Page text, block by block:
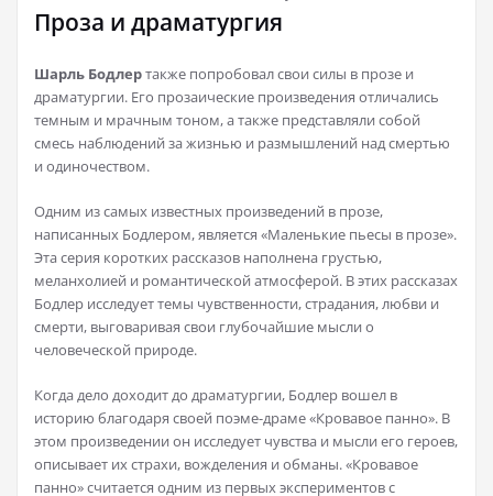
Проза и драматургия
Шарль Бодлертакже попробовал свои силы в прозе и
драматургии. Его прозаические произведения отличались
темным и мрачным тоном, а также представляли собой
смесь наблюдений за жизнью и размышлений над смертью
и одиночеством.
Одним из самых известных произведений в прозе,
написанных Бодлером, является «Маленькие пьесы в прозе».
Эта серия коротких рассказов наполнена грустью,
меланхолией и романтической атмосферой. В этих рассказах
Бодлер исследует темы чувственности, страдания, любви и
смерти, выговаривая свои глубочайшие мысли о
человеческой природе.
Когда дело доходит до драматургии, Бодлер вошел в
историю благодаря своей поэме-драме «Кровавое панно». В
этом произведении он исследует чувства и мысли его героев,
описывает их страхи, вожделения и обманы. «Кровавое
панно» считается одним из первых экспериментов с